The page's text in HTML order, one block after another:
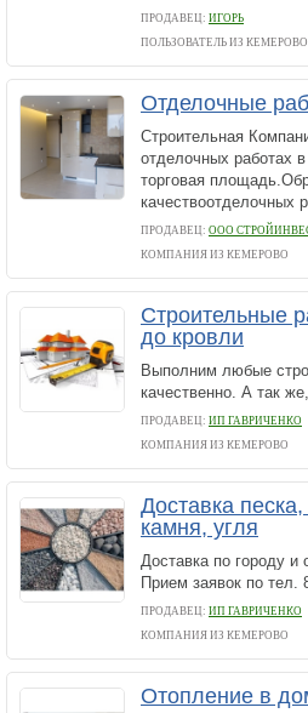
ПРОДАВЕЦ: ИГОРЬ
ПОЛЬЗОВАТЕЛЬ ИЗ КЕМЕРОВО
Отделочные
Строительная
отделочных работах
торговая
качествоотделочных
ПРОДАВЕЦ: ООО
КОМПАНИЯ ИЗ КЕМЕРОВО
Строительные
до кровли
Выполним любые
качественно. А так
ПРОДАВЕЦ: ИП ГАВРИЧЕНКО
КОМПАНИЯ ИЗ КЕМЕРОВО
Доставка
камня, угля
Доставка по городу
Прием заявок по тел.
ПРОДАВЕЦ: ИП ГАВРИЧЕНКО
КОМПАНИЯ ИЗ КЕМЕРОВО
Отопление в